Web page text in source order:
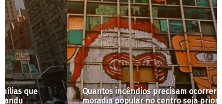
Quantos incêndios precisam ocorrer para que
moradia popular no centro seja prioridade?